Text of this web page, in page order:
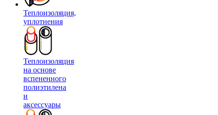
Теплоизоляция,
уплотнения
Теплоизоляция
на основе
вспененного
полиэтилена
и
аксессуары